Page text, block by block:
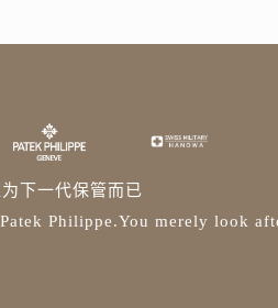
下一代保管而已
Philippe.You merely look